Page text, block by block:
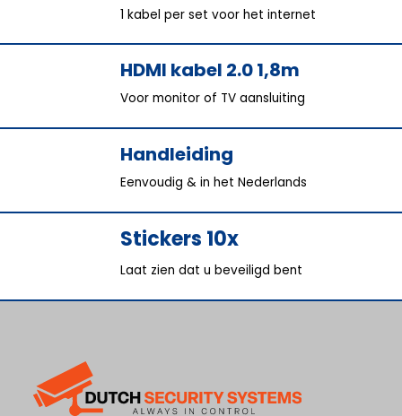
1 kabel per set voor het internet
HDMI kabel 2.0 1,8m
Voor monitor of TV aansluiting
Handleiding
Eenvoudig & in het Nederlands
Stickers 10x
Laat zien dat u beveiligd bent